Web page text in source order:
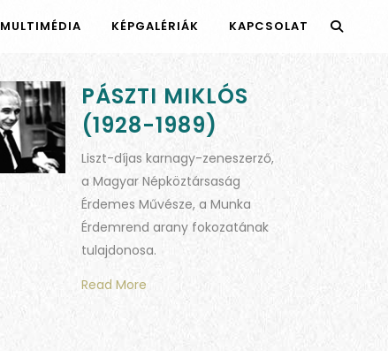
MULTIMÉDIA KÉPGALÉRIÁK KAPCSOLAT
PÁSZTI MIKLÓS
(1928-1989)
Liszt-díjas karnagy-zeneszerző,
a Magyar Népköztársaság
Érdemes Művésze, a Munka
Érdemrend arany fokozatának
tulajdonosa.
Read More